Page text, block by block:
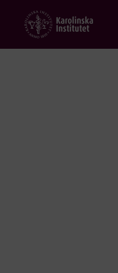
content